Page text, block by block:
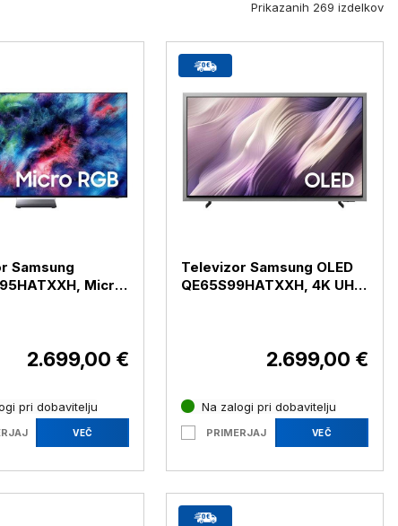
Prikazanih 269 izdelkov
Samsung
Micro
2.699,00 €
pri dobavitelju
VEČ
Televizor Samsung OLED
QE65S99HATXXH, 4K UHD,
2.699,00 €
Na zalogi pri dobavitelju
PRIMERJAJ VEČ